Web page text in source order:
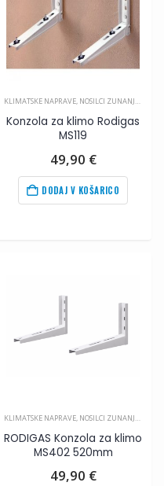
PRIBOR ZA KLIMA NAPRAVE
KLIMATSKE NAPRAVE, NOSILCI ZUNANJIH ENOT
Konzola za klimo Rodigas
MS119
49,90 €
DODAJ V KOŠARICO
PRIBOR ZA KLIMA NAPRAVE
KLIMATSKE NAPRAVE, NOSILCI ZUNANJIH ENOT
RODIGAS Konzola za klimo
MS402 520mm
49,90 €